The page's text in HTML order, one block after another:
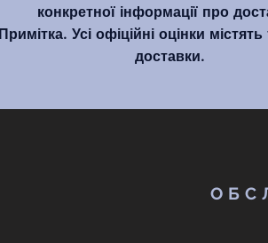
конкретної інформації про
Примітка. Усі офіційні оцінки
доставки.